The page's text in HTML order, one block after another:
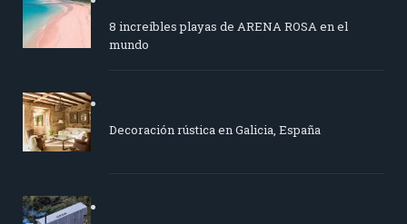
8 increíbles playas de ARENA ROSA en el
mundo
Decoración rústica en Galicia, España